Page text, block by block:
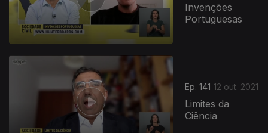
Invenções
Portuguesas
Ep. 141 12 out. 2021
Limites da
Ciência